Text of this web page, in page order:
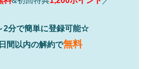
分で簡単に登録可能☆
間以内の解約で無料